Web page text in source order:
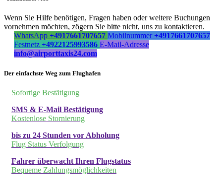
Wenn Sie Hilfe benötigen, Fragen haben oder weitere Buchungen
vornehmen möchten, zögern Sie bitte nicht, uns zu kontaktieren.
WhatsApp +4917661707657 Mobilnummer +4917661707657
Festnetz +4922125993586 E-Mail-Adresse
info@airporttaxis24.com
Der einfachste Weg zum Flughafen
Sofortige Bestätigung
SMS & E-Mail Bestätigung
Kostenlose Stornierung
bis zu 24 Stunden vor Abholung
Flug Status Verfolgung
Fahrer überwacht Ihren Flugstatus
Bequeme Zahlungsmöglichkeiten